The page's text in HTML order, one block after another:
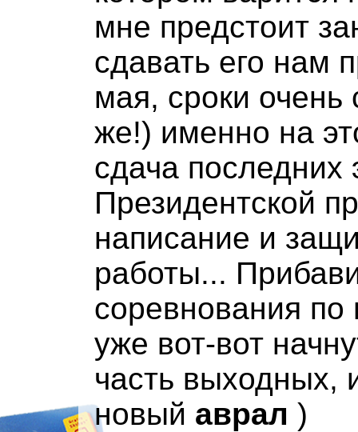
мне предстоит
сдавать его нам
мая, сроки очень
же!) именно на
сдача последних
Президентской
написание и
работы...
соревнования по
уже вот-вот
часть выходных,
новый аврал )